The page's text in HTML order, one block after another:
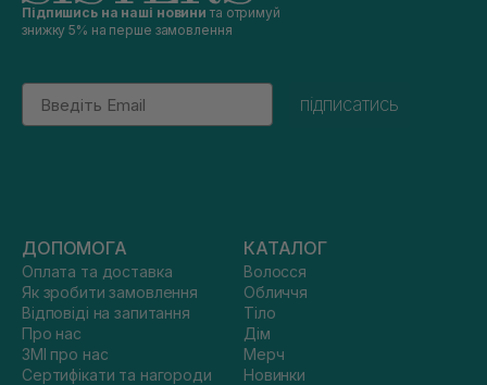
Підпишись на наші новини та отримуй
знижку 5% на перше замовлення
Email
підписатись
ДОПОМОГА
Оплата та доставка
Як зробити замовлення
Відповіді на запитання
Про нас
ЗМІ про нас
Сертифікати та нагороди
КАТАЛОГ
Волосся
Обличчя
Тіло
Дім
Мерч
Новинки